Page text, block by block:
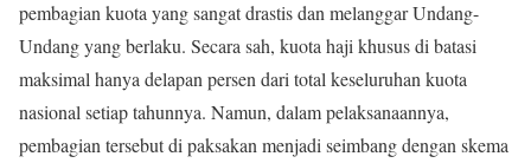
pembagian kuota yang sangat drastis dan melanggar Undang-
Undang yang berlaku. Secara sah, kuota haji khusus di batasi
maksimal hanya delapan persen dari total keseluruhan kuota
nasional setiap tahunnya. Namun, dalam pelaksanaannya,
pembagian tersebut di paksakan menjadi seimbang dengan skema